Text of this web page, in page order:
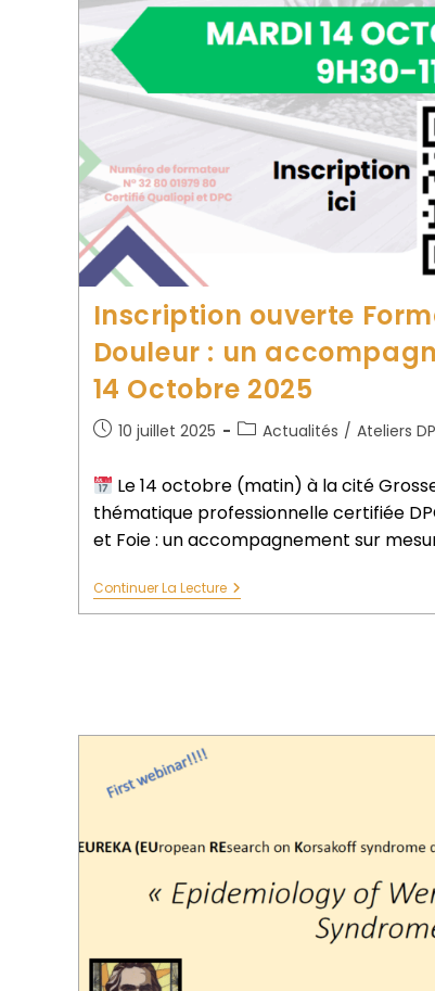
Inscription ouverte
Douleur : un
14 Octobre 2025
10 juillet 2025 Actualités / Ateliers
Le 14 octobre (matin) à la cité
thématique professionnelle certifiée
et Foie : un accompagnement sur
Continuer La Lecture